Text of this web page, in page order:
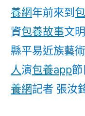
養網年前來到
資包養故事文
縣平易近族藝
人演包養app節
養網記者 張汝